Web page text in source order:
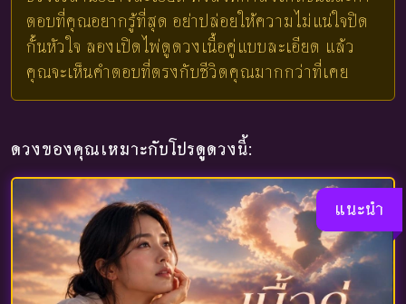
ตอบที่คุณอยากรู้ที่สุด อย่าปล่อยให้ความไม่แน่ใจปิด
กั้นหัวใจ ลองเปิดไพ่ดูดวงเนื้อคู่แบบละเอียด แล้ว
คุณจะเห็นคำตอบที่ตรงกับชีวิตคุณมากกว่าที่เคย
ดวงของคุณเหมาะกับโปรดูดวงนี้:
แนะนำ